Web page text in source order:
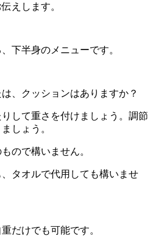
えします。
下半身のメニューです。
、クッションはありますか？
して重さを付けましょう。調節
しょう。
ので構いません。
タオルで代用しても構いませ
だけでも可能です。